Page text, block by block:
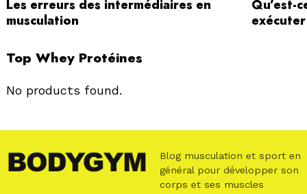
Les erreurs des intermédiaires en
musculation
Qu’est-
Top Whey Protéines
No products found.
Blog musculation et sport en
général pour développer son
corps et ses muscles